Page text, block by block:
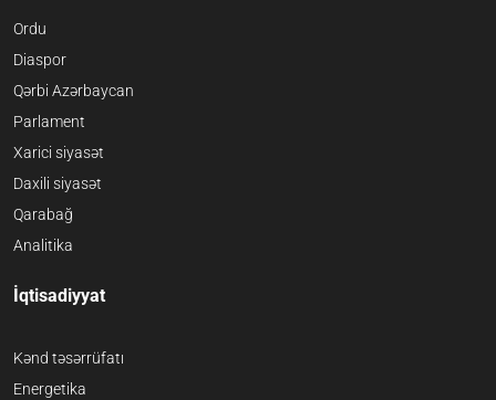
Ordu
Diaspor
Qərbi Azərbaycan
Parlament
Xarici siyasət
Daxili siyasət
Qarabağ
Analitika
İqtisadiyyat
Kənd təsərrüfatı
Energetika